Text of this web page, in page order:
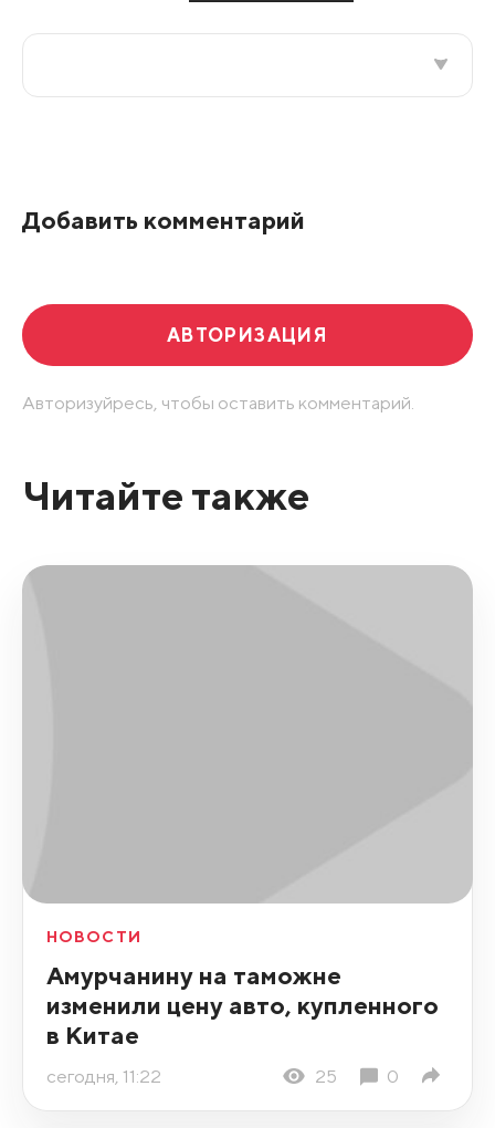
Добавить комментарий
АВТОРИЗАЦИЯ
Авторизуйресь, чтобы оставить комментарий.
Читайте также
НОВОСТИ
Амурчанину на таможне
изменили цену авто, купленного
в Китае
сегодня, 11:22 25 0